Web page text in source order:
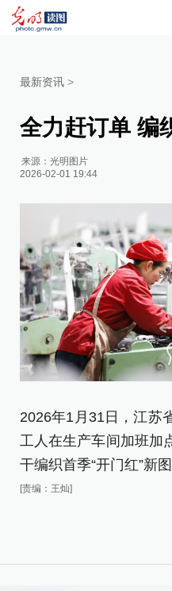
最新资讯 >
全力赶订单 编
来源：光明图片
2026-02-01 19:44
2026年1月31日，江苏
工人在生产车间加班加
干编织首季“开门红”新
[责编：王灿]